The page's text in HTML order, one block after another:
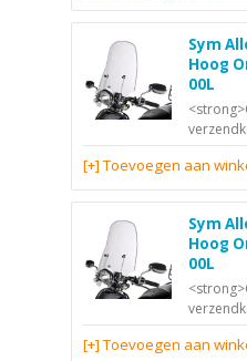
Sym
Hoog
00L
[+] Toevoegen aan
Sym
Hoog
00L
[+] Toevoegen aan